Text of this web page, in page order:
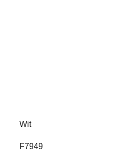
Wit
F7949